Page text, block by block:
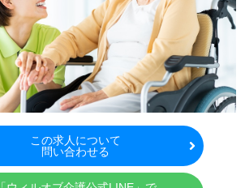
この求人について
問い合わせる